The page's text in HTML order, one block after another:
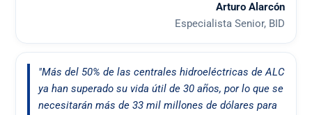
Arturo Alarcón
Especialista Senior, BID
"Más del 50% de las centrales hidroeléctricas de ALC
ya han superado su vida útil de 30 años, por lo que se
necesitarán más de 33 mil millones de dólares para